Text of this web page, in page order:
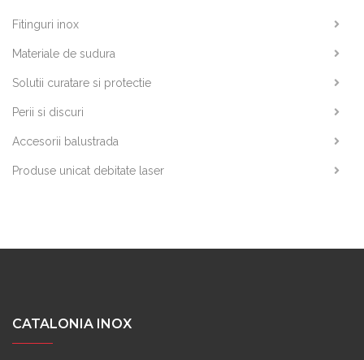
Fitinguri inox
Materiale de sudura
Solutii curatare si protectie
Perii si discuri
Accesorii balustrada
Produse unicat debitate laser
CATALONIA INOX